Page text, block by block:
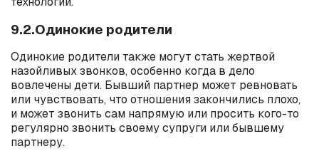
9.2.Одинокие родители
Одинокие родители также могут стать жертвой
назойливых звонков, особенно когда в дело
вовлечены дети. Бывший партнер может ревновать
или чувствовать, что отношения закончились плохо,
и может звонить сам напрямую или просить кого-то
регулярно звонить своему супруги или бывшему
партнеру.